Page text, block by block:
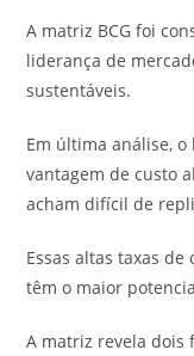
A matriz BCG foi
liderança de
sustentáveis.
Em última análise,
vantagem de custo
acham difícil de
Essas altas taxas
têm o maior
A matriz revela dois